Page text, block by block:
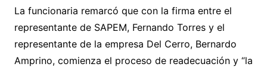
La funcionaria remarcó que con la firma entre el
representante de SAPEM, Fernando Torres y el
representante de la empresa Del Cerro, Bernardo
Amprino, comienza el proceso de readecuación y “la